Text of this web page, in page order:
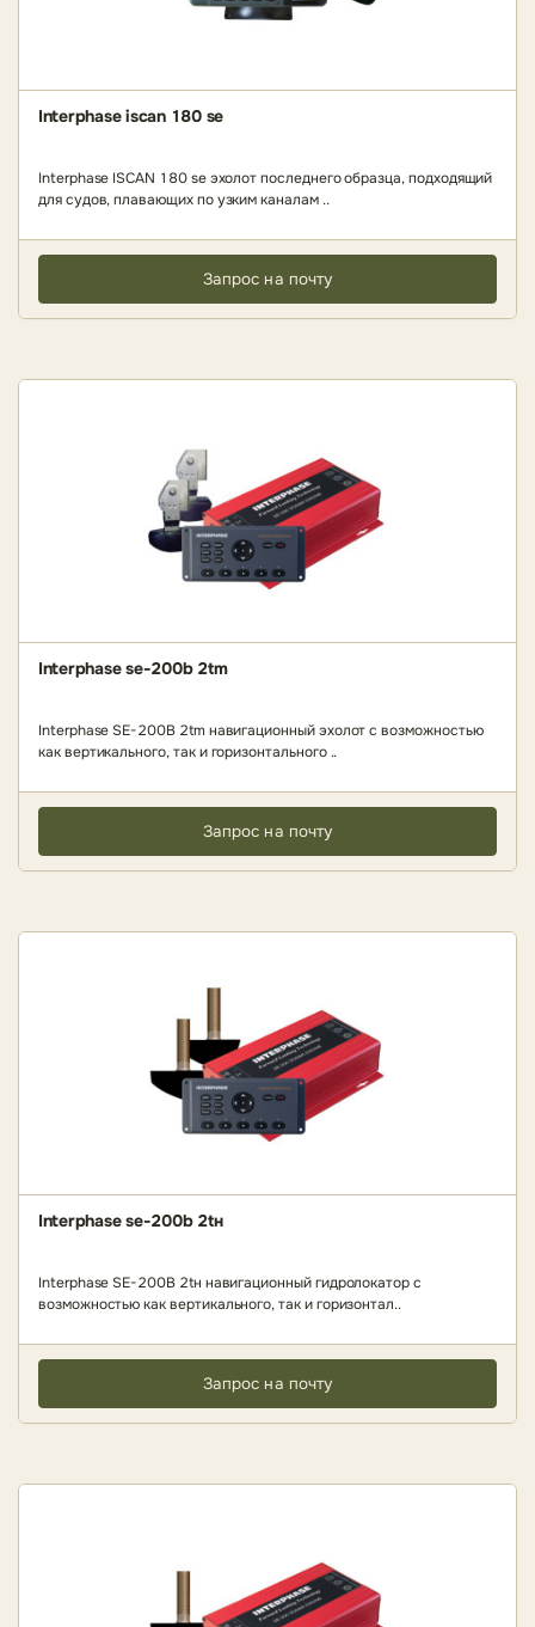
Interphase iscan 180 se
Interphase ISCAN 180 se эхолот последнего образца, подходящий
для судов, плавающих по узким каналам ..
Запрос на почту
Interphase se-200b 2tm
Interphase SE-200B 2tm навигационный эхолот с возможностью
как вертикального, так и горизонтального ..
Запрос на почту
Interphase se-200b 2tн
Interphase SE-200B 2tн навигационный гидролокатор с
возможностью как вертикального, так и горизонтал..
Запрос на почту